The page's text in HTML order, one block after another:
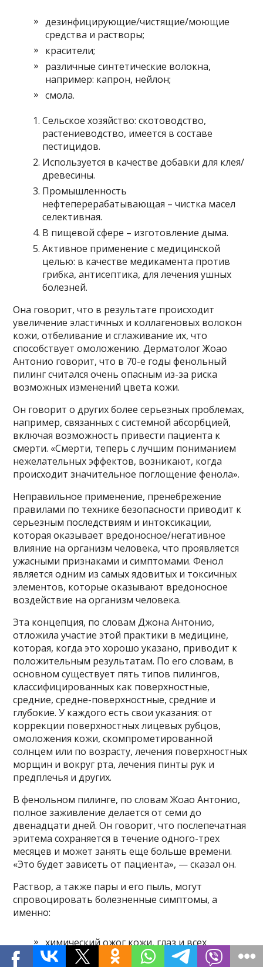
дезинфицирующие/чистящие/моющие
средства и растворы;
красители;
различные синтетические волокна,
например: капрон, нейлон;
смола.
Сельское хозяйство: скотоводство,
растениеводство, имеется в составе
пестицидов.
Используется в качестве добавки для клея/
древесины.
Промышленность
нефтеперерабатывающая – чистка масел
селективная.
В пищевой сфере – изготовление дыма.
Активное применение с медицинской
целью: в качестве медикамента против
грибка, антисептика, для лечения ушных
болезней.
Она говорит, что в результате происходит
увеличение эластичных и коллагеновых волокон
кожи, отбеливание и сглаживание их, что
способствует омоложению. Дерматолог Жоао
Антонио говорит, что в 70-е годы фенольный
пилинг считался очень опасным из-за риска
возможных изменений цвета кожи.
Он говорит о других более серьезных проблемах,
например, связанных с системной абсорбцией,
включая возможность привести пациента к
смерти. «Смерти, теперь с лучшим пониманием
нежелательных эффектов, возникают, когда
происходит значительное поглощение фенола».
Неправильное применение, пренебрежение
правилами по технике безопасности приводит к
серьезным последствиям и интоксикации,
которая оказывает вредоносное/негативное
влияние на организм человека, что проявляется
ужасными признаками и симптомами. Фенол
является одним из самых ядовитых и токсичных
элементов, которые оказывают вредоносное
воздействие на организм человека.
Эта концепция, по словам Джона Антонио,
отложила участие этой практики в медицине,
которая, когда это хорошо указано, приводит к
положительным результатам. По его словам, в
основном существует пять типов пилингов,
классифицированных как поверхностные,
средние, средне-поверхностные, средние и
глубокие. У каждого есть свои указания: от
коррекции поверхностных лицевых рубцов,
омоложения кожи, скомпрометированной
солнцем или по возрасту, лечения поверхностных
морщин и вокруг рта, лечения пинты рук и
предплечья и других.
В фенольном пилинге, по словам Жоао Антонио,
полное заживление делается от семи до
двенадцати дней. Он говорит, что послепечатная
эритема сохраняется в течение одного-трех
месяцев и может занять еще больше времени.
«Это будет зависеть от пациента», — сказал он.
Раствор, а также пары и его пыль, могут
спровоцировать болезненные симптомы, а
именно:
химический ожог кожи, глаз и всех
слизистых оболочек;